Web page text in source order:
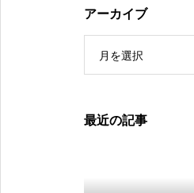
アーカイブ
月を選択
最近の記事